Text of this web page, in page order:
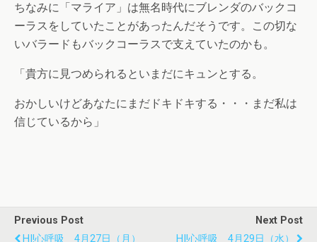
ちなみに「マライア」は無名時代にブレンダのバックコ
ーラスをしていたことがあったんだそうです。この切な
いバラードもバックコーラスで支えていたのかも。
「貴方に見つめられるといまだにキュンとする。
おかしいけどあなたにまだドキドキする・・・まだ私は
信じているから」
Previous Post
HI!心呼吸 4月27日（月）
Next Post
HI!心呼吸 4月29日（水）